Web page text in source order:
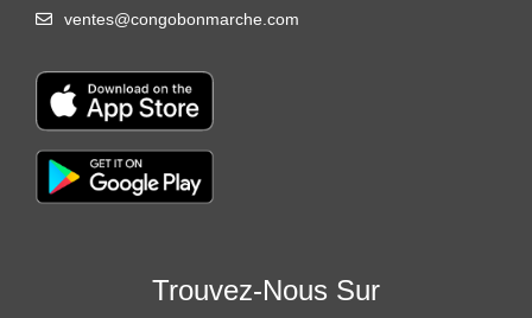
ventes@congobonmarche.com
Trouvez-Nous Sur